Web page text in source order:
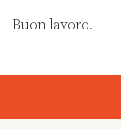
Buon lavoro.